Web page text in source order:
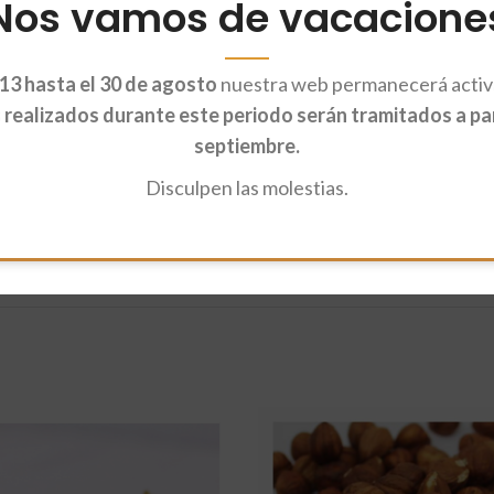
vamos de
13 hasta el 30 de agosto nuestra web permanecerá
realizados durante este periodo serán tramitados a
septiembre.
Disculpen las molestias.
gramos). Tampoco hay que comer más, porque en exceso pueden
tus recetas y para tus ensaladas.